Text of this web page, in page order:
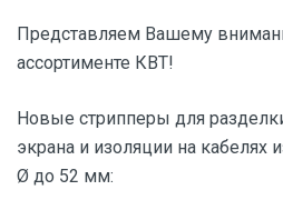
Представляем Вашему
ассортименте КВТ!
Новые стрипперы для
экрана и изоляции на кабелях
Ø до 52 мм: